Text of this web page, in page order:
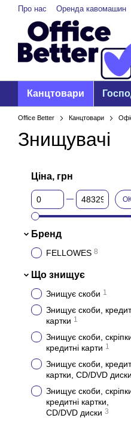
Перейти до основного контенту
Про нас Оренда кавомашин
Канцтовари
Office Better Канцтовари
Знищувачі
Ціна, грн
Від Ціна, грн
До Ціна, грн
Бренд
FELLOWES 8
Що знищує
Знищує скоби 1
Знищує скоби,
картки 1
Знищує скоби,
кредитні карти 1
Знищує скоби,
картки, CD/DVD диски
Знищує скоби,
кредитні картки,
CD/DVD диски 3